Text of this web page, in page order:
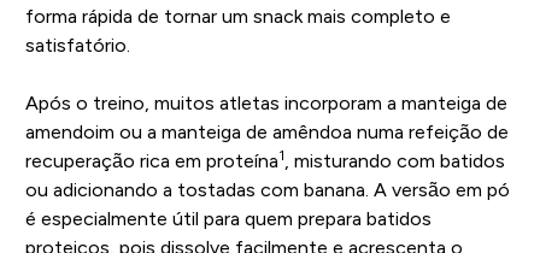
forma rápida de tornar um snack mais completo e
satisfatório.
Após o treino, muitos atletas incorporam a manteiga de
amendoim ou a manteiga de amêndoa numa refeição de
recuperação rica em proteína1, misturando com batidos
ou adicionando a tostadas com banana. A versão em pó
é especialmente útil para quem prepara batidos
proteicos, pois dissolve facilmente e acrescenta o